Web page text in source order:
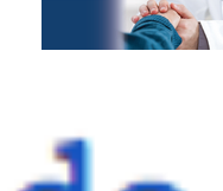
Certificados
Acelerador